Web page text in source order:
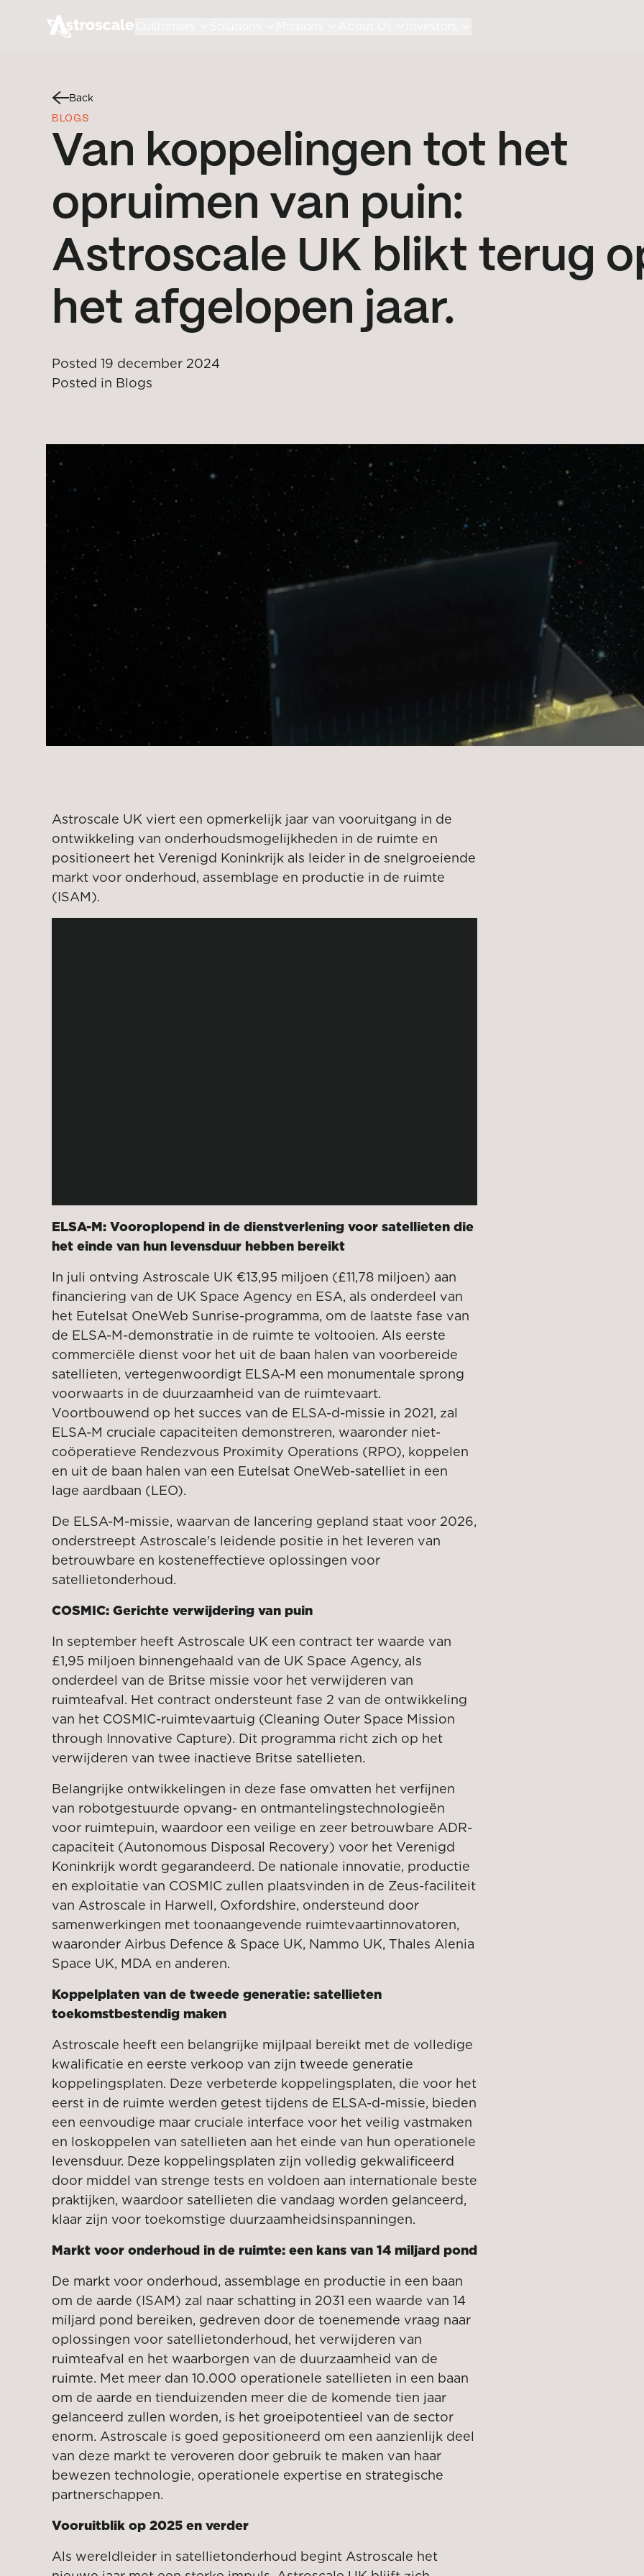
Back
BLOGS
Van koppelingen tot het
opruimen van puin:
Astroscale UK blikt terug
het afgelopen jaar.
Posted 19 december 2024
Posted in Blogs
Astroscale UK viert een opmerkelijk jaar van vooruitgang in de
ontwikkeling van onderhoudsmogelijkheden in de ruimte en
positioneert het Verenigd Koninkrijk als leider in de snelgroeiende
markt voor onderhoud, assemblage en productie in de ruimte
(ISAM).
ELSA-M: Vooroplopend in de dienstverlening voor satellieten die
het einde van hun levensduur hebben bereikt
In juli ontving Astroscale UK €13,95 miljoen (£11,78 miljoen) aan
financiering van de UK Space Agency en ESA, als onderdeel van
het Eutelsat OneWeb Sunrise-programma, om de laatste fase van
de ELSA-M-demonstratie in de ruimte te voltooien. Als eerste
commerciële dienst voor het uit de baan halen van voorbereide
satellieten, vertegenwoordigt ELSA-M een monumentale sprong
voorwaarts in de duurzaamheid van de ruimtevaart.
Voortbouwend op het succes van de ELSA-d-missie in 2021, zal
ELSA-M cruciale capaciteiten demonstreren, waaronder niet-
coöperatieve Rendezvous Proximity Operations (RPO), koppelen
en uit de baan halen van een Eutelsat OneWeb-satelliet in een
lage aardbaan (LEO).
De ELSA-M-missie, waarvan de lancering gepland staat voor 2026,
onderstreept Astroscale's leidende positie in het leveren van
betrouwbare en kosteneffectieve oplossingen voor
satellietonderhoud.
COSMIC: Gerichte verwijdering van puin
In september heeft Astroscale UK een contract ter waarde van
£1,95 miljoen binnengehaald van de UK Space Agency, als
onderdeel van de Britse missie voor het verwijderen van
ruimteafval. Het contract ondersteunt fase 2 van de ontwikkeling
van het COSMIC-ruimtevaartuig (Cleaning Outer Space Mission
through Innovative Capture). Dit programma richt zich op het
verwijderen van twee inactieve Britse satellieten.
Belangrijke ontwikkelingen in deze fase omvatten het verfijnen
van robotgestuurde opvang- en ontmantelingstechnologieën
voor ruimtepuin, waardoor een veilige en zeer betrouwbare ADR-
capaciteit (Autonomous Disposal Recovery) voor het Verenigd
Koninkrijk wordt gegarandeerd. De nationale innovatie, productie
en exploitatie van COSMIC zullen plaatsvinden in de Zeus-faciliteit
van Astroscale in Harwell, Oxfordshire, ondersteund door
samenwerkingen met toonaangevende ruimtevaartinnovatoren,
waaronder Airbus Defence & Space UK, Nammo UK, Thales Alenia
Space UK, MDA en anderen.
Koppelplaten van de tweede generatie: satellieten
toekomstbestendig maken
Astroscale heeft een belangrijke mijlpaal bereikt met de volledige
kwalificatie en eerste verkoop van zijn tweede generatie
koppelingsplaten. Deze verbeterde koppelingsplaten, die voor het
eerst in de ruimte werden getest tijdens de ELSA-d-missie, bieden
een eenvoudige maar cruciale interface voor het veilig vastmaken
en loskoppelen van satellieten aan het einde van hun operationele
levensduur. Deze koppelingsplaten zijn volledig gekwalificeerd
door middel van strenge tests en voldoen aan internationale beste
praktijken, waardoor satellieten die vandaag worden gelanceerd,
klaar zijn voor toekomstige duurzaamheidsinspanningen.
Markt voor onderhoud in de ruimte: een kans van 14 miljard pond
De markt voor onderhoud, assemblage en productie in een baan
om de aarde (ISAM) zal naar schatting in 2031 een waarde van 14
miljard pond bereiken, gedreven door de toenemende vraag naar
oplossingen voor satellietonderhoud, het verwijderen van
ruimteafval en het waarborgen van de duurzaamheid van de
ruimte. Met meer dan 10.000 operationele satellieten in een baan
om de aarde en tienduizenden meer die de komende tien jaar
gelanceerd zullen worden, is het groeipotentieel van de sector
enorm. Astroscale is goed gepositioneerd om een aanzienlijk deel
van deze markt te veroveren door gebruik te maken van haar
bewezen technologie, operationele expertise en strategische
partnerschappen.
Vooruitblik op 2025 en verder
Als wereldleider in satellietonderhoud begint Astroscale het